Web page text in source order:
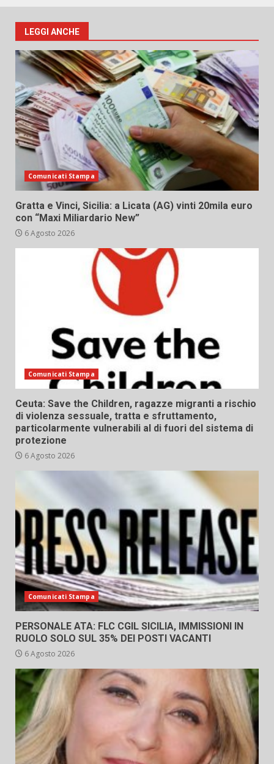
LEGGI ANCHE
Comunicati Stampa
Gratta e Vinci, Sicilia: a Licata (AG) vinti 20mila euro
con “Maxi Miliardario New”
6 Agosto 2026
Comunicati Stampa
Ceuta: Save the Children, ragazze migranti a rischio
di violenza sessuale, tratta e sfruttamento,
particolarmente vulnerabili al di fuori del sistema di
protezione
6 Agosto 2026
Comunicati Stampa
PERSONALE ATA: FLC CGIL SICILIA, IMMISSIONI IN
RUOLO SOLO SUL 35% DEI POSTI VACANTI
6 Agosto 2026